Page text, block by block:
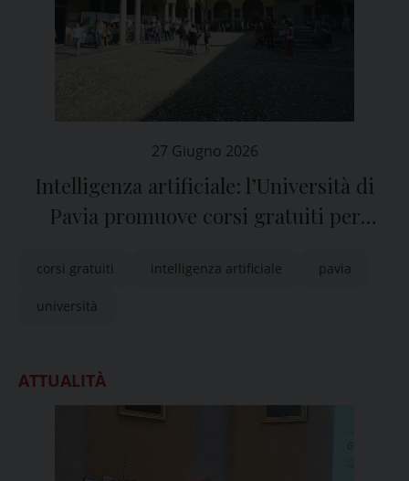
27 Giugno 2026
Intelligenza artificiale: l’Università di
Pavia promuove corsi gratuiti per
corsi gratuiti intelligenza artificiale pavia
università
ATTUALITÀ